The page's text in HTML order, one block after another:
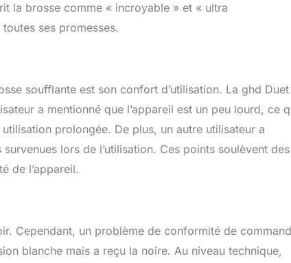
la brosse comme « incroyable » et « ultra
ses promesses.
soufflante est son confort d’utilisation. La ghd Duet
a mentionné que l’appareil est un peu lourd, ce
prolongée. De plus, un autre utilisateur a
lors de l’utilisation. Ces points soulèvent des
de l’appareil.
Cependant, un problème de conformité de
blanche mais a reçu la noire. Au niveau technique,